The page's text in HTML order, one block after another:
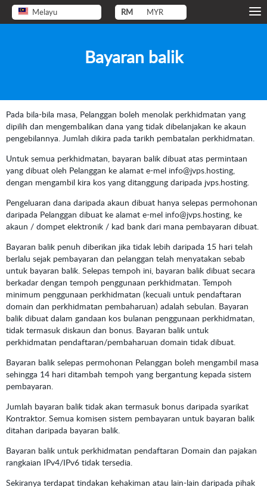
Melayu RM MYR
Bayaran balik
Pada bila-bila masa, Pelanggan boleh menolak perkhidmatan yang
dipilih dan mengembalikan dana yang tidak dibelanjakan ke akaun
pengebilannya. Jumlah dikira pada tarikh pembatalan perkhidmatan.
Untuk semua perkhidmatan, bayaran balik dibuat atas permintaan
yang dibuat oleh Pelanggan ke alamat e-mel info@jvps.hosting,
dengan mengambil kira kos yang ditanggung daripada jvps.hosting.
Pengeluaran dana daripada akaun dibuat hanya selepas permohonan
daripada Pelanggan dibuat ke alamat e-mel info@jvps.hosting, ke
akaun / dompet elektronik / kad bank dari mana pembayaran dibuat.
Bayaran balik penuh diberikan jika tidak lebih daripada 15 hari telah
berlalu sejak pembayaran dan pelanggan telah menyatakan sebab
untuk bayaran balik. Selepas tempoh ini, bayaran balik dibuat secara
berkadar dengan tempoh penggunaan perkhidmatan. Tempoh
minimum penggunaan perkhidmatan (kecuali untuk pendaftaran
domain dan perkhidmatan pembaharuan) adalah sebulan. Bayaran
balik dibuat dalam gandaan kos bulanan penggunaan perkhidmatan,
tidak termasuk diskaun dan bonus. Bayaran balik untuk
perkhidmatan pendaftaran/pembaharuan domain tidak dibuat.
Bayaran balik selepas permohonan Pelanggan boleh mengambil masa
sehingga 14 hari ditambah tempoh yang bergantung kepada sistem
pembayaran.
Jumlah bayaran balik tidak akan termasuk bonus daripada syarikat
Kontraktor. Semua komisen sistem pembayaran untuk bayaran balik
ditahan daripada bayaran balik.
Bayaran balik untuk perkhidmatan pendaftaran Domain dan pajakan
rangkaian IPv4/IPv6 tidak tersedia.
Sekiranya terdapat tindakan kehakiman atau lain-lain daripada pihak